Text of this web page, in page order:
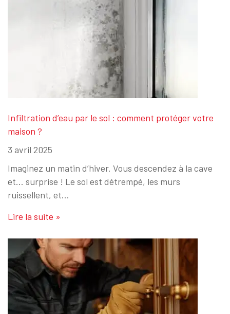
Infiltration d’eau par le sol : comment protéger votre
maison ?
3 avril 2025
Imaginez un matin d’hiver. Vous descendez à la cave
et… surprise ! Le sol est détrempé, les murs
ruissellent, et…
Lire la suite »